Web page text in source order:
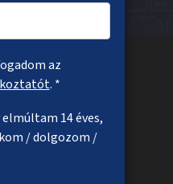
az
. *
14 éves,
/ dolgozom /
ötletek